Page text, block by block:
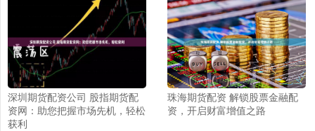
深圳期货配资公司 股指期货配
资网：助您把握市场先机，轻松
获利
珠海期货配资 解锁股票金融配
资，开启财富增值之路